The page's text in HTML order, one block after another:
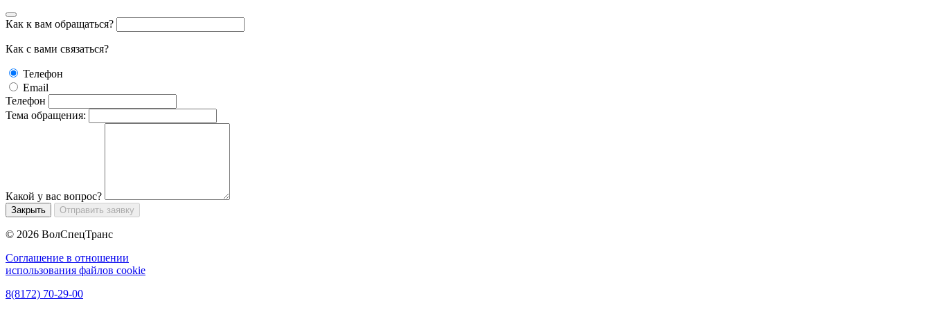
Как к вам обращаться?
Как с вами связаться?
Телефон
Email
Телефон
Тема обращения:
Какой у вас вопрос?
Закрыть
© 2026 ВолСпецТранс
Соглашение в отношении
использования файлов cookie
8(8172) 70-29-00